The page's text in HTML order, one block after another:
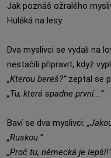
Jak poznáš ožralého
Huláká na lesy.
Dva myslivci se vydali na
nestačili připravit, když
„Kterou bereš?”zeptal se
„Tu, která spadne první...”
Baví se dva myslivci:
„Ruskou.”
„Proč tu, německá je lepší!”